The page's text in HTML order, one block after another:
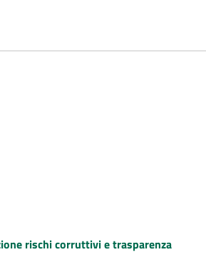
rischi corruttivi e trasparenza